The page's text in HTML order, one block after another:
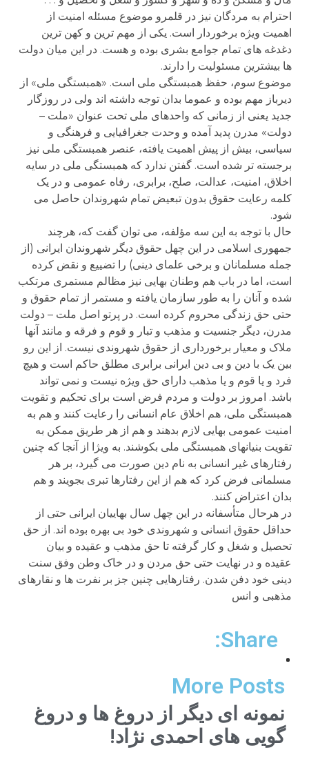
احترام به مردگان نیز در قلمرو موضوع مسئله امنیت از
اهمیت ویژه برخوردار است. یکی از مهم ترین و کهن ترین
دغدغه های تمام جوامع بشری بوده و هست. در این میان دولت
ها بیشترین مسئولیت را دارند.
موضوع سوم، حفظ همبستگی ملی است. «همبستگی ملی» از
دیرباز مهم بوده و عموما بدان توجه داشته اند ولی در روزگار
جدید یعنی از زمانی که واحدهای ملی تحت عنوان «ملت –
دولت» مدرن پدید آمده و وحدت جغرافیایی و فرهنگی و
سیاسی، بیش از پیش اهمیت یافته، عنصر همبستگی ملی نیز
برجسته تر شده است. گفتن ندارد که همبستگی ملی در سایه
اخلاق، امنیت، عدالت، صلح، برابری، رفاه عمومی و در یک
کلمه رعایت حقوق بدون تبعیض تمام شهروندان حاصل می
شود.
حال با توجه به این سه مؤلفه، می توان گفت که، هرچند
جمهوری اسلامی در این چهل حقوق دیگر شهروندان ایرانی (از
جمله مسلمانان و برخی علمای دینی) را تضییع و نقض کرده
است، اما در باب هم وطنان بهایی نیز مظالم مستمری مرتکب
شده و آنان را به طور سازمان یافته و مستمر از تمام حقوق و
حتی حق زندگی محروم کرده است. در پرتو اصل ملت – دولت
مدرن، دیگر جنسیت و مذهب و تبار و قوم و فرقه و مانند آنها
ملاک و معیار برخورداری از حقوق شهروندی نیست. از این رو
بین یک با دین و بی دین ایرانی برابری مطلق حاکم است و هیچ
فرد و یا قوم و یا مذهب دارای حق ویژه نیست و نمی تواند
باشد. امروز بر دولت و مردم فرض است برای تحکیم و تقویت
همبستگی ملی، هم اخلاق عام انسانی را رعایت کنند و هم به
امنیت عمومی بهایی لازم بدهند و هم از هر طریق ممکن به
تقویت بنیانهای همبستگی ملی بکوشند. به ویژا از آنجا که چنین
رفتارهای غیر انسانی به نام دین صورت می گیرد، بر هر
مسلمانی فرض کرد که هم از این رفتارها تبری بجویند و هم
بدان اعتراض کنند.
در هرحال متأسفانه در این چهل سال بهاییان ایرانی حتی از
حداقل حقوق انسانی و شهروندی خود بی بهره بوده اند. از حق
تحصیل و شغل و کار گرفته تا حق مذهب و عقیده و بیان
عقیده و در نهایت حتی حق مردن و در خاک وطن وفق سنت
دینی خود دفن شدن. رفتارهایی چنین جز بر نفرت ها و نقارهای
مذهبی و انس
Share:
More Posts
نمونه ای دیگر از دروغ ها و دروغ
گویی های احمدی نژاد!